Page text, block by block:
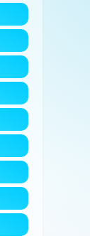
the
search
panel.